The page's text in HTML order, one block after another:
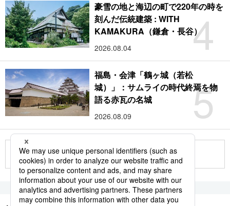
4
豪雪の地と海辺の町で220年の時を
刻んだ伝統建築 : WITH
KAMAKURA（鎌倉・長谷）
2026.08.04
5
福島・会津「鶴ヶ城（若松
城）」：サムライの時代終焉を物
語る赤瓦の名城
2026.08.09
もっと見る